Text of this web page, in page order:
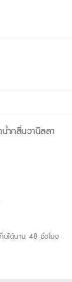
ำกลิ่นวานิลลา
บได้นาน 48 ชั่วโมง